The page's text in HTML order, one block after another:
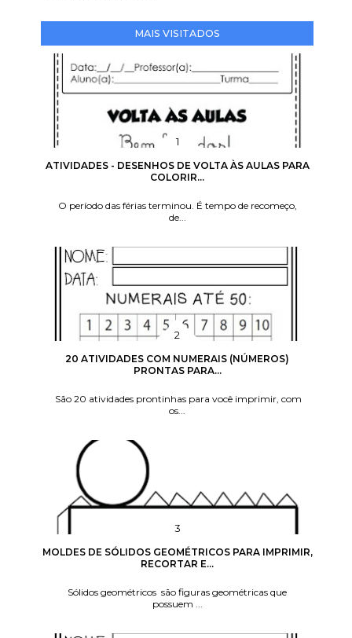
MAIS VISITADOS
ATIVIDADES - DESENHOS DE VOLTA ÀS AULAS PARA
COLORIR...
O período das férias terminou. É tempo de recomeço,
de...
20 ATIVIDADES COM NUMERAIS (NÚMEROS)
PRONTAS PARA...
São 20 atividades prontinhas para você imprimir, com
os...
MOLDES DE SÓLIDOS GEOMÉTRICOS PARA IMPRIMIR,
RECORTAR E...
Sólidos geométricos são figuras geométricas que
possuem ...